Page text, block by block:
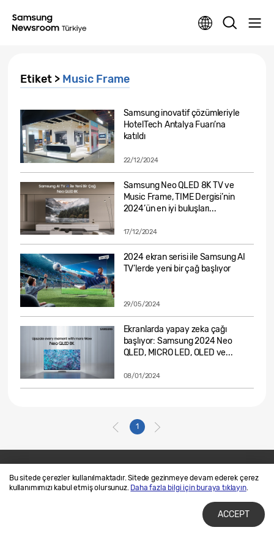
Bu sitede çerezler kullanılmaktadır. Sitede gezinmeye devam ederek çerez
kullanımımızı kabul etmiş olursunuz. Daha fazla bilgi için buraya tıklayın.
ACCEPT
Etiket > Music Frame
Samsung inovatif çözümleriyle
HotelTech Antalya Fuarı’na
katıldı
22/12/2024
Samsung Neo QLED 8K TV ve
Music Frame, TIME Dergisi’nin
2024’ün en iyi buluşları...
17/12/2024
2024 ekran serisi ile Samsung AI
TV’lerde yeni bir çağ başlıyor
29/05/2024
Ekranlarda yapay zeka çağı
başlıyor: Samsung 2024 Neo
QLED, MICRO LED, OLED ve...
08/01/2024
1
Bize Ulaşın
SAMSUNG.COM